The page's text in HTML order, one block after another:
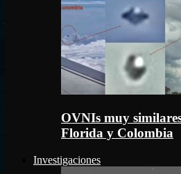
OVNIs muy
Florida y Colombia
Investigaciones